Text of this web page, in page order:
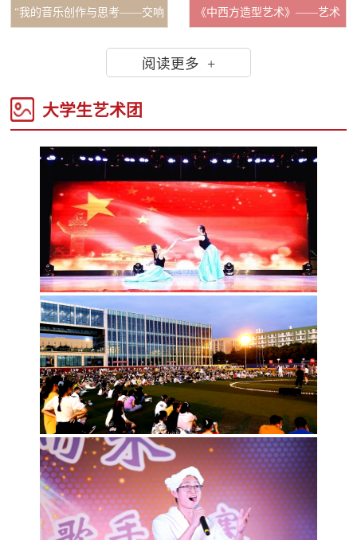
“我的音乐创作与思考——交响 《中西方造型艺术》——艺术
阅读更多 +
大学生艺术团